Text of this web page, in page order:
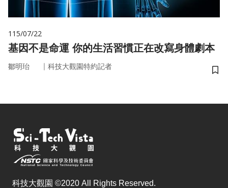
115/07/22
基因不是命運 你的生活習慣正在改寫身體劇本
鄒明珆 ｜ 科技大觀園特約記者
儲
科技大觀園 ©2020 All Rights Reserved.